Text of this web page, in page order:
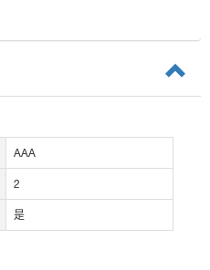
AAA
2
是